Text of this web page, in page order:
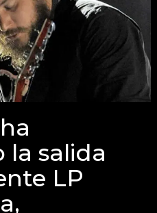
la salida
LP